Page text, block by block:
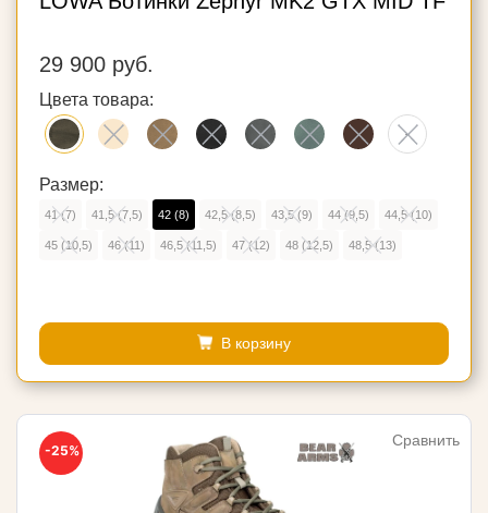
29 900 руб.
Цвета товара:
Размер:
41 (7) 41,5 (7,5) 42 (8) 42,5 (8,5) 43,5 (9) 44 (9,5) 44,5 (10)
45 (10,5) 46 (11) 46,5 (11,5) 47 (12) 48 (12,5) 48,5 (13)
В корзину
-25%
Сравнить